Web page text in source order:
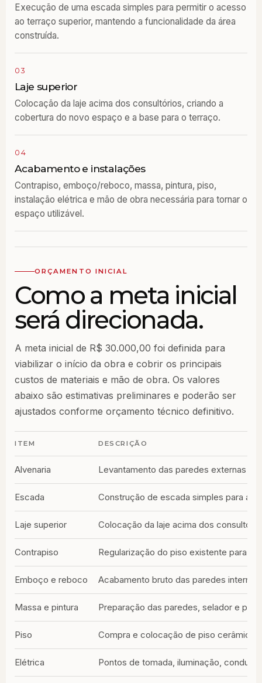
Execução de uma escada simples para permitir o acesso
ao terraço superior, mantendo a funcionalidade da área
construída.
03
Laje superior
Colocação da laje acima dos consultórios, criando a
cobertura do novo espaço e a base para o terraço.
04
Acabamento e instalações
Contrapiso, emboço/reboco, massa, pintura, piso,
instalação elétrica e mão de obra necessária para tornar o
espaço utilizável.
ORÇAMENTO INICIAL
Como a meta inicial
será direcionada.
A meta inicial de R$ 30.000,00 foi definida para
viabilizar o início da obra e cobrir os principais
custos de materiais e mão de obra. Os valores
abaixo são estimativas preliminares e poderão ser
ajustados conforme orçamento técnico definitivo.
ITEM DESCRIÇÃO
Alvenaria Levantamento das paredes externas e
Escada Construção de escada simples para
Laje superior Colocação da laje acima dos
Contrapiso Regularização do piso existente para
Emboço e reboco Acabamento bruto das paredes
Massa e pintura Preparação das paredes, selador e
Piso Compra e colocação de piso cerâmico
Elétrica Pontos de tomada, iluminação,